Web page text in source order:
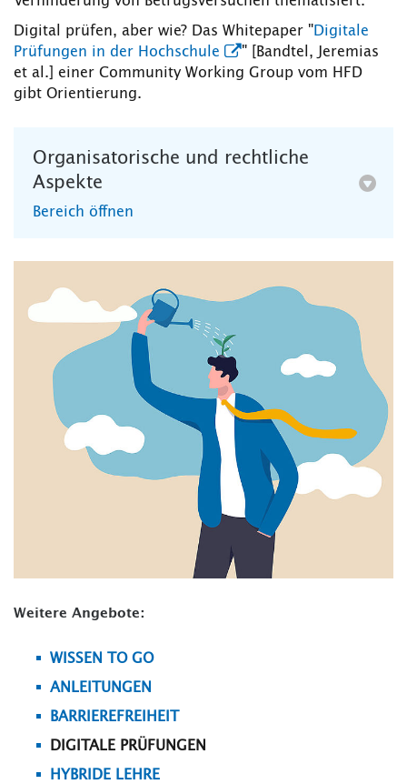
Digital prüfen, aber wie? Das Whitepaper "Digitale
Prüfungen in der Hochschule
" [Bandtel, Jeremias
et al.] einer Community Working Group vom HFD
gibt Orientierung.
Organisatorische und rechtliche
Aspekte
Bereich öffnen
Weitere Angebote:
WISSEN TO GO
ANLEITUNGEN
BARRIEREFREIHEIT
DIGITALE PRÜFUNGEN
HYBRIDE LEHRE